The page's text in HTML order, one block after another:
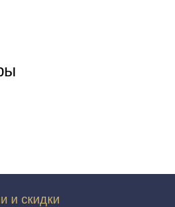
и скидки